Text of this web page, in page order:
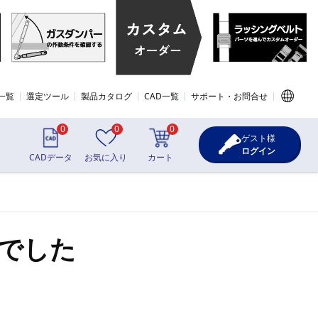
覧 選定ツール 製品カタログ CAD一覧 サポート・お問合せ
0
CADデータ
0
お気に入り
0
カート
ゲスト様
ログイン
した